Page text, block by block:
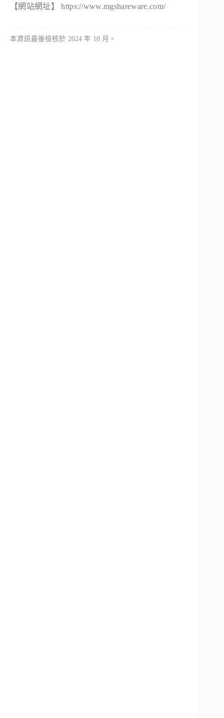
【網站網址】 https://www.mgshareware.com/
本資訊最後檢核於 2024 年 10 月。